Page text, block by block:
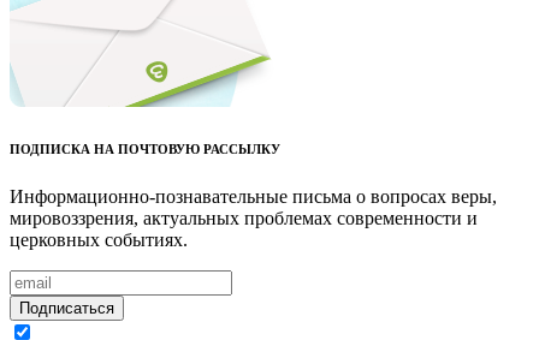
ПОДПИСКА НА ПОЧТОВУЮ РАССЫЛКУ
Информационно-познавательные письма о вопросах веры,
мировоззрения, актуальных проблемах современности и
церковных событиях.
Подписаться